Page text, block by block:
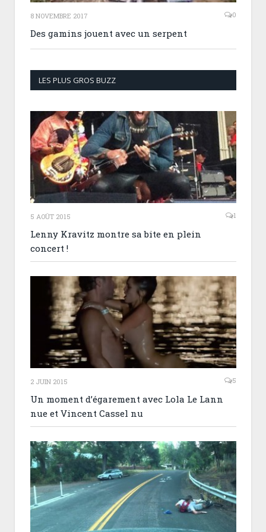
8 NOVEMBRE 2017 0
Des gamins jouent avec un serpent
LES PLUS GROS BUZZ
5 AOÛT 2015 1
Lenny Kravitz montre sa bite en plein
concert !
2 JUIN 2015 5
Un moment d’égarement avec Lola Le Lann
nue et Vincent Cassel nu